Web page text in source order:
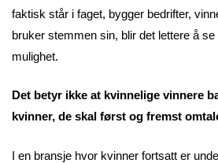
faktisk står i faget, bygger bedrifter,
bruker stemmen sin, blir det lettere å
mulighet.
Det betyr ikke at kvinnelige vinnere
kvinner, de skal først og fremst
I en bransje hvor kvinner fortsatt er